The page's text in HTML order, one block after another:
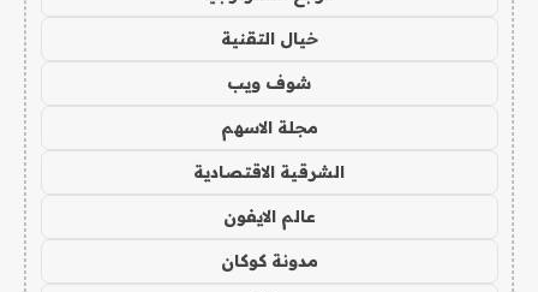
خيال التقنية
شوف ويب
مجلة الاسهم
الشرقية الاقتصادية
عالم الايفون
مدونة كوكان